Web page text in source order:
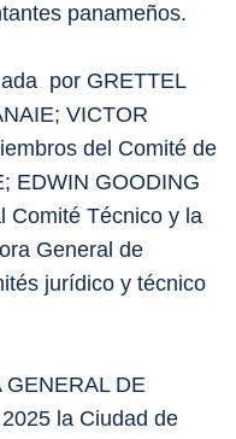
panameños.
por GRETTEL
VICTOR
del Comité de
EDWIN GOODING
Comité Técnico y la
General de
jurídico y técnico
GENERAL DE
la Ciudad de